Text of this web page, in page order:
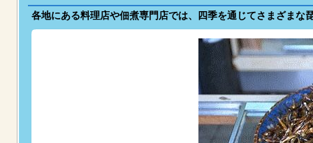
各地にある料理店や佃煮専門店では、四季を通じてさまざまな